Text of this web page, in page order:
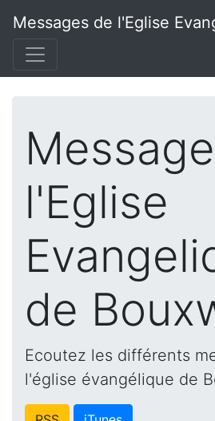
Messages de l'Eglise
l'Eglise
de
Ecoutez les différents
l'église évangélique de